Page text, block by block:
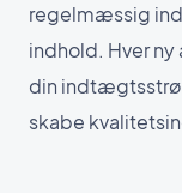
regelmæssig
indhold. Hver
din
skabe